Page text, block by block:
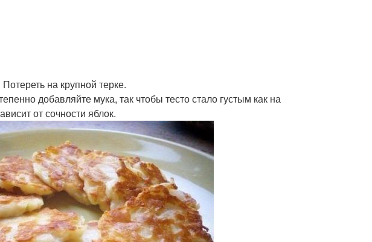
на крупной терке.
добавляйте мука, так чтобы тесто стало густым как на
от сочности яблок.